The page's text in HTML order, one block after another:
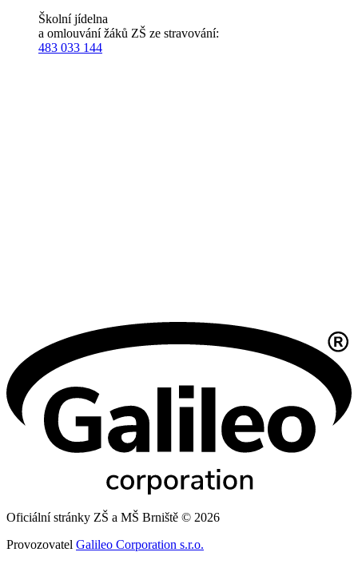
Školní jídelna
a omlouvání žáků ZŠ ze stravování:
483 033 144
Oficiální stránky ZŠ a MŠ Brniště © 2026
Provozovatel Galileo Corporation s.r.o.